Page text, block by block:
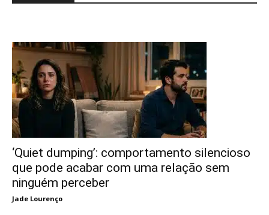
‘Quiet dumping’: comportamento silencioso
que pode acabar com uma relação sem
ninguém perceber
Jade Lourenço